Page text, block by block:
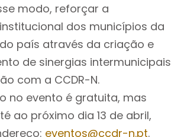
modo, reforçar a
dos municípios da
país através da criação e
de sinergias intermunicipais
com a CCDR-N.
no evento é gratuita, mas
ao próximo dia 13 de abril,
eventos@ccdr-n.pt.